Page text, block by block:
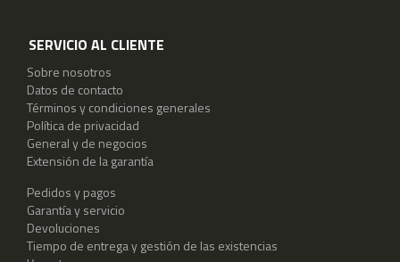
SERVICIO AL CLIENTE
Sobre nosotros
Datos de contacto
Términos y condiciones generales
Política de privacidad
General y de negocios
Extensión de la garantía
Pedidos y pagos
Garantía y servicio
Devoluciones
Tiempo de entrega y gestión de las existencias